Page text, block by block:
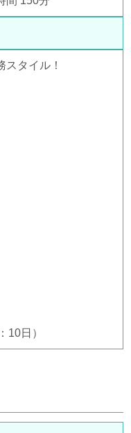
タイル！
10日）